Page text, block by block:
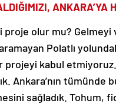
ANKARA’YA
proje olur mu? Gelmeyi
Polatlı
kabul etmiyoruz.
Ankara’nın tümünde
sağladık. Tohum,